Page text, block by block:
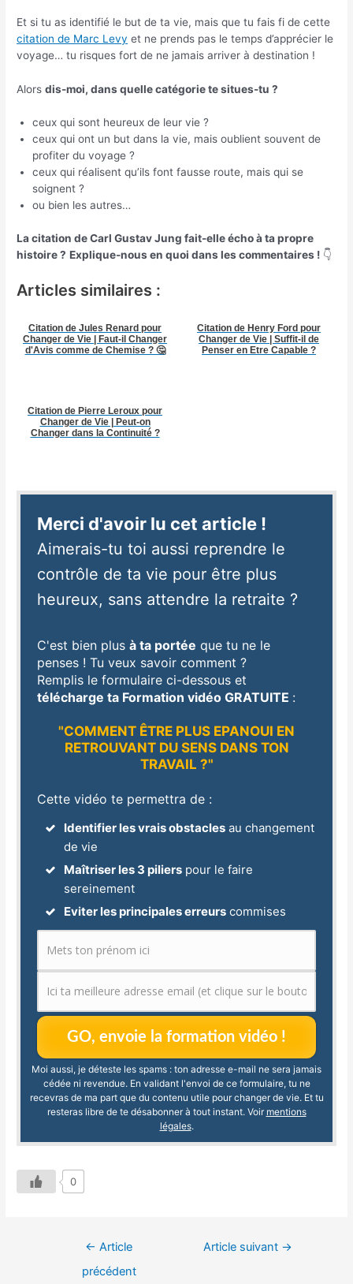
Et si tu as identifié le but de ta vie, mais que tu fais fi de cette
citation de Marc Levy et ne prends pas le temps d’apprécier le
voyage… tu risques fort de ne jamais arriver à destination !
Alorsdis-moi, dans quelle catégorie te situes-tu ?
ceux qui sont heureux de leur vie ?
ceux qui ont un but dans la vie, mais oublient souvent de
profiter du voyage ?
ceux qui réalisent qu’ils font fausse route, mais qui se
soignent ?
ou bien les autres…
La citation de Carl Gustav Jung fait-elle écho à ta propre
histoire ? Explique-nous en quoi dans les commentaires ! 👇
Articles similaires :
Citation de Jules Renard pour
Changer de Vie | Faut-il Changer
d'Avis comme de Chemise ? 🤔
Citation de Henry Ford pour
Changer de Vie | Suffit-il de
Penser en Etre Capable ?
Citation de Pierre Leroux pour
Changer de Vie | Peut-on
Changer dans la Continuité ?
Merci d'avoir lu cet article !
Aimerais-tu toi aussi reprendre le
contrôle de ta vie pour être plus
heureux, sans attendre la retraite ?
C'est bien plusà ta portée que tu ne le
penses ! Tu veux savoir comment ?
Remplis le formulaire ci-dessous et
télécharge ta Formation vidéo GRATUITE :
"COMMENT ÊTRE PLUS EPANOUI EN
RETROUVANT DU SENS DANS TON
TRAVAIL ?"
Cette vidéo te permettra de :
Identifier les vrais obstaclesau changement
de vie
Maîtriser les 3 pilierspour le faire
sereinement
Eviter les principales erreurscommises
GO, envoie la formation vidéo !
Moi aussi, je déteste les spams : ton adresse e-mail ne sera jamais
cédée ni revendue. En validant l'envoi de ce formulaire, tu ne
recevras de ma part que du contenu utile pour changer de vie. Et tu
resteras libre de te désabonner à tout instant. Voir mentions
légales.
0
← Article
précédent
Article suivant →